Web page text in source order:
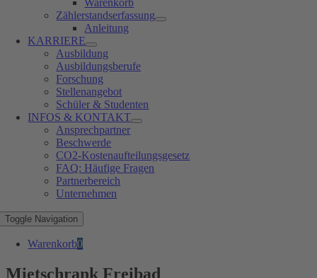
Warenkorb
Zählerstandserfassung
Anleitung
KARRIERE
Ausbildung
Ausbildungsberufe
Forschung
Stellenangebot
Schüler & Studenten
INFOS & KONTAKT
Ansprechpartner
Beschwerde
CO2-Kostenaufteilungsgesetz
FAQ: Häufige Fragen
Partnerbereich
Unternehmen
Toggle Navigation
Warenkorb0
Mietschrank Freibad